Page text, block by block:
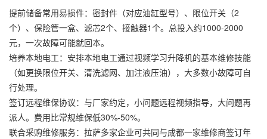
提前储备常用易损件：密封件（对应油缸型号）、限位开关（2
个）、保险管一盒、滤芯2个、接触器1个。总投入约1000-2000
元，一次故障可能就回本。
培养本地电工：安排本地电工通过视频学习升降机的基本维修技能
（如更换限位开关、清洗滤网、加注液压油），大多数小故障可自
行处理。
签订远程维保协议：与厂家约定，小问题远程视频指导，大问题再
派人。费用比常规维保低30%-50%。
联合采购维修服务：拉萨多家企业可共同与成都一家维修商签订年